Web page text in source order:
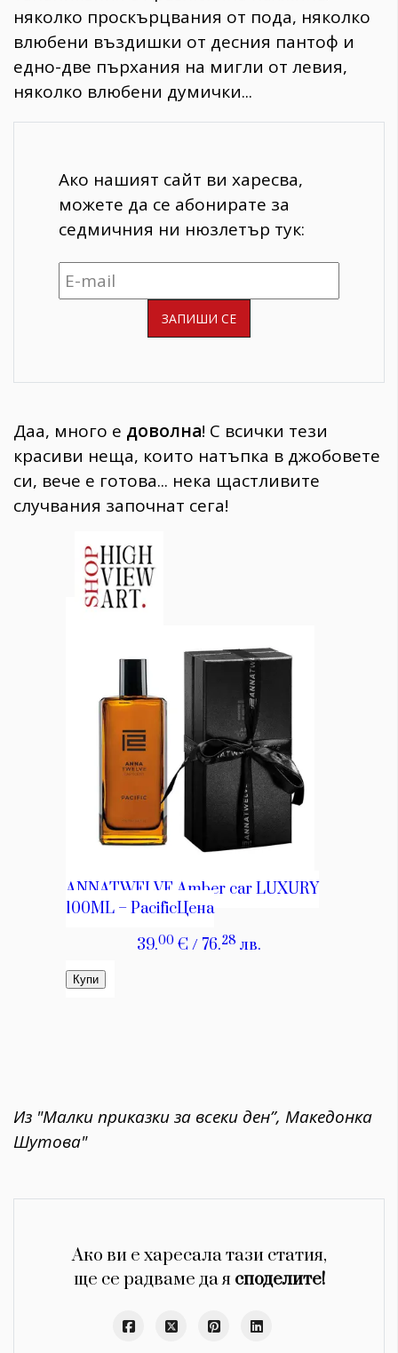
няколко проскърцвания от пода, няколко
влюбени въздишки от десния пантоф и
едно-две пърхания на мигли от левия,
няколко влюбени думички...
Ако нашият сайт ви харесва,
можете да се абонирате за
седмичния ни нюзлетър тук:
Даа, много е доволна! С всички тези
красиви неща, които натъпка в джобовете
си, вече е готова... нека щастливите
случвания започнат сега!
Из "Малки приказки за всеки ден”, Македонка
Шутова"
Ако ви е харесала тази статия,
ще се радваме да я споделите!